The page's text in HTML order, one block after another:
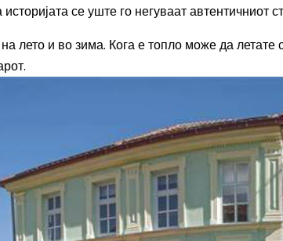
се уште го негуваат автентичниот
лето и во зима. Кога е топло може да летате
Целосно
Сонцето 2026:
најголемиот
во Европа